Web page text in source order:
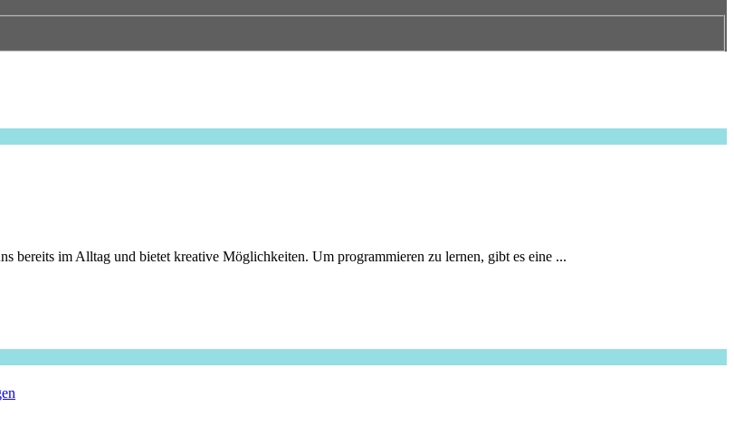
bereits im Alltag und bietet kreative Möglichkeiten. Um programmieren zu lernen, gibt es eine ...